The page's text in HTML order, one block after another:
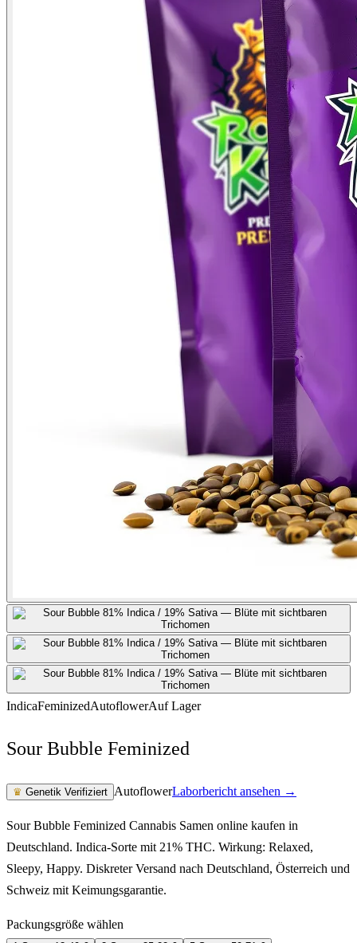
IndicaFeminizedAutoflowerAuf Lager
Sour Bubble Feminized
♛ Genetik Verifiziert AutoflowerLaborbericht ansehen →
Sour Bubble Feminized Cannabis Samen online kaufen in
Deutschland. Indica-Sorte mit 21% THC. Wirkung: Relaxed,
Sleepy, Happy. Diskreter Versand nach Deutschland, Österreich und
Schweiz mit Keimungsgarantie.
Packungsgröße wählen